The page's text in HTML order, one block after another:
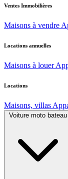
Ventes Immobilières
Maisons à vendre
Locations annuelles
Maisons à louer
Locations
Maisons, villas
Voiture moto bateau